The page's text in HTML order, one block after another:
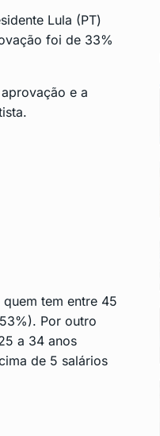
Lula (PT)
foi de 33%
e a
tem entre 45
Por outro
a 34 anos
de 5 salários
por…
Julho 4, 2024